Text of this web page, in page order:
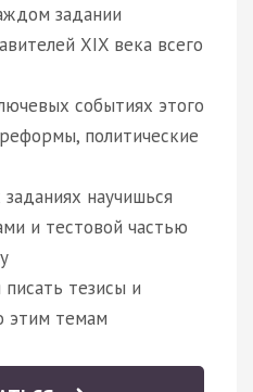
задании
XIX века всего
событиях этого
политические
научишься
и тестовой частью
тезисы и
этим темам